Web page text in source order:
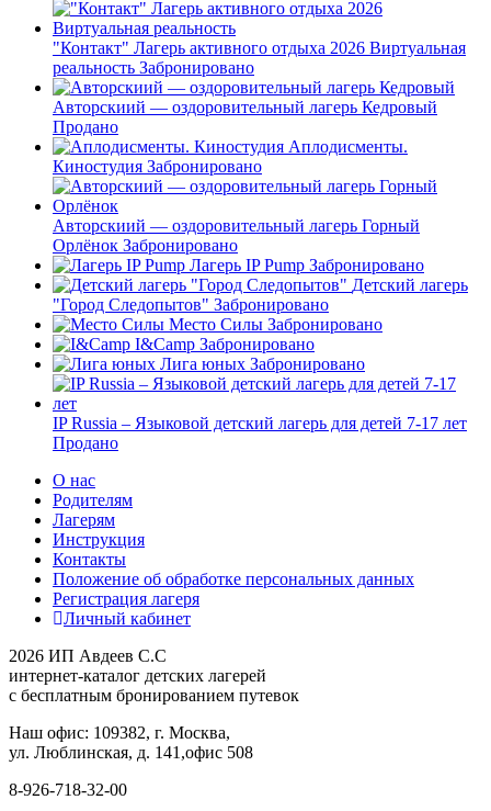
"Контакт" Лагерь активного отдыха 2026 Виртуальная
реальность Забронировано
Авторскиий — оздоровительный лагерь Кедровый
Продано
Аплодисменты.
Киностудия Забронировано
Авторскиий — оздоровительный лагерь Горный
Орлёнок Забронировано
Лагерь IP Pump Забронировано
Детский лагерь
"Город Следопытов" Забронировано
Место Силы Забронировано
I&Camp Забронировано
Лига юных Забронировано
IP Russia – Языковой детский лагерь для детей 7-17 лет
Продано
О нас
Родителям
Лагерям
Инструкция
Контакты
Положение об обработке персональных данных
Регистрация лагеря
Личный кабинет
2026 ИП Авдеев С.С
интернет-каталог детских лагерей
с бесплатным бронированием путевок
Наш офис: 109382, г. Москва,
ул. Люблинская, д. 141,офис 508
8-926-718-32-00